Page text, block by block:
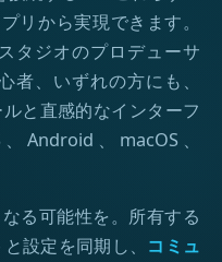
リから実現できます。
タジオのプロデューサ
者、いずれの方にも、
と直感的なインターフ
Android、macOS、
る可能性を。所有する
設定を同期し、 コミュ